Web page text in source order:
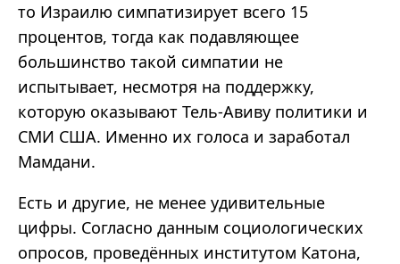
то Израилю симпатизирует всего 15
процентов, тогда как подавляющее
большинство такой симпатии не
испытывает, несмотря на поддержку,
которую оказывают Тель-Авиву политики и
СМИ США. Именно их голоса и заработал
Мамдани.
Есть и другие, не менее удивительные
цифры. Согласно данным социологических
опросов, проведённых институтом Катона,